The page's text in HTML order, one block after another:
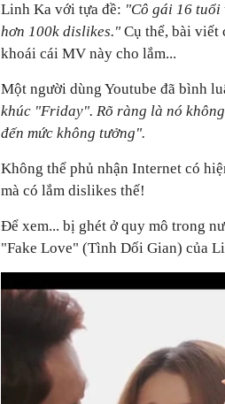
Linh Ka với tựa đề: "Cô gái 16 tuổi
hơn 100k dislikes." Cụ thể, bài viết
khoái cái MV này cho lắm...
Một người dùng Youtube đã bình
khúc "Friday". Rõ ràng là nó
đến mức không tưởng".
Không thể phủ nhận Internet có
mà có lắm dislikes thế!
Để xem... bị ghét ở quy mô trong
"Fake Love" (Tình Dối Gian) của